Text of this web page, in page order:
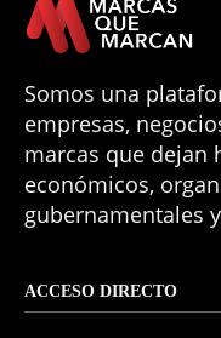
Somos una
empresas,
marcas que dejan
económicos,
gubernamentales
ACCESO DIRECTO